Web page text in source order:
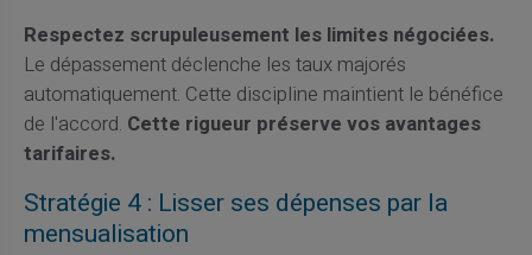
Respectez scrupuleusement les limites négociées.
Le dépassement déclenche les taux majorés
automatiquement. Cette discipline maintient le bénéfice
de l'accord. Cette rigueur préserve vos avantages
tarifaires.
Stratégie 4 : Lisser ses dépenses par la
mensualisation